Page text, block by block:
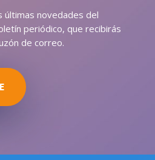
últimas novedades del
periódico, que recibirás
de correo.